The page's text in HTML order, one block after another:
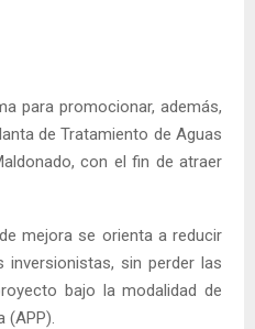
para promocionar, además,
de Tratamiento de Aguas
con el fin de atraer
mejora se orienta a reducir
sin perder las
bajo la modalidad de
(APP).